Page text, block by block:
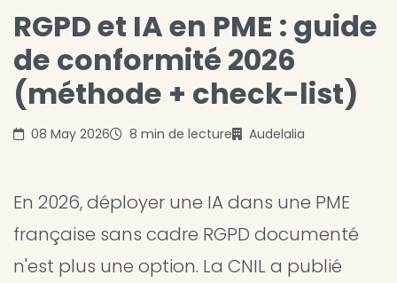
RGPD et IA en PME : guide
de conformité 2026
(méthode + check-list)
08 May 2026 8 min de lecture Audelalia
En 2026, déployer une IA dans une PME
française sans cadre RGPD documenté
n'est plus une option. La CNIL a publié